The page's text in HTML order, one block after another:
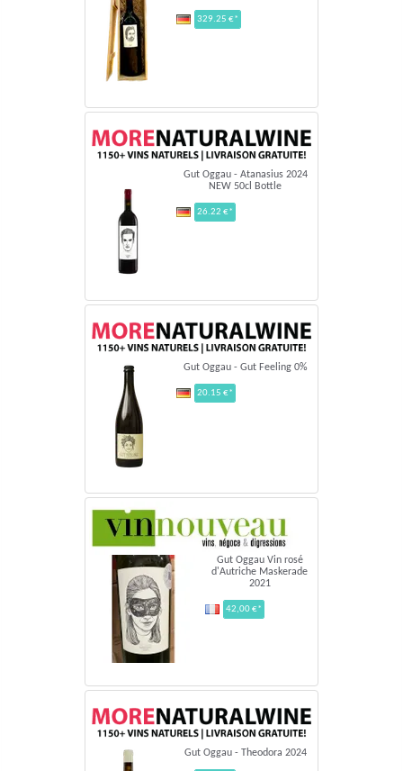
329.25 €*
Gut Oggau - Atanasius 2024
NEW 50cl Bottle
26.22 €*
Gut Oggau - Gut Feeling 0%
20.15 €*
Gut Oggau Vin rosé
d'Autriche Maskerade
2021
42,00 €*
Gut Oggau - Theodora 2024